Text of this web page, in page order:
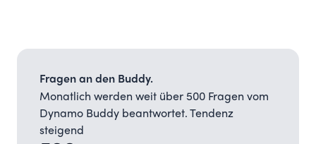
Fragen an den Buddy.
Monatlich werden weit über 500 Fragen vom
Dynamo Buddy beantwortet. Tendenz
steigend